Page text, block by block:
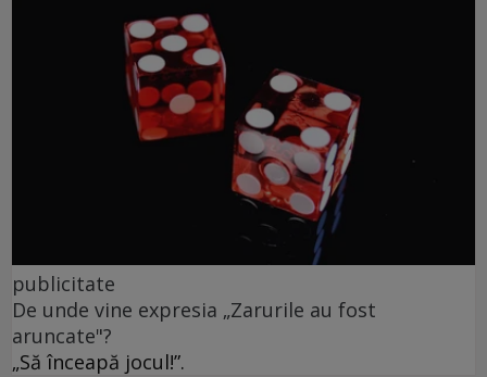
publicitate
De unde vine expresia „Zarurile au fost
aruncate"?
„Să înceapă jocul!”.